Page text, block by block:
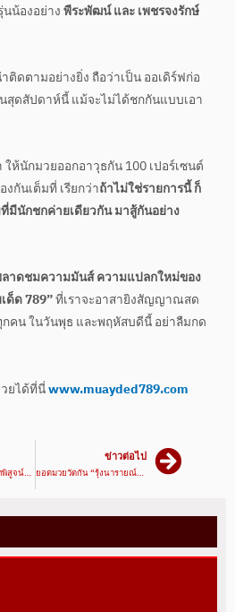
น้องอย่างพีระพัฒน์ และ เพชรจงรักษ์
ติดตามอย่างยิ่ง ถือว่าเป็น ออเดิร์ฟก่อ
สุดสัปดาห์นี้ แม้จะไม่ได้ชกกันแบบเอา
ห้นักมวยออกอาวุธกัน 100 เปอร์เซนต์
งกันเต็มที่ เรียกว่าถ้าไม่ใช่รายการนี้ ก็
มีนักชกค่ายเดียวกัน มาสู้กันอย่าง
าดชมความมันส์ ความแปลกใหม่ของ
ด็ด 789”ที่เราจะอาสายิงสัญญาณสด
คน ในวันพุธ และพฤหัสบดีนี้ อย่าลืมกด
ยได้ที่นี่www.muayded789.com
ศึกจ้าวมวยไทย กับบทพิสูจน์ด่านแรกในการเรียกศรัทธายุค New Normal
ข่าวต่อไป
ยอดมวยวัดกัน “รุ้งนารายณ์-ปืนกล” ออกน้ำหนักไหนดี ?